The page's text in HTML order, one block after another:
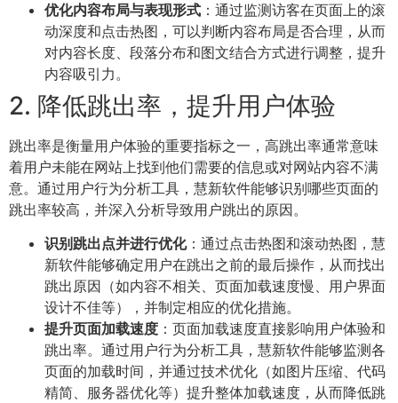
优化内容布局与表现形式 ：通过监测访客在页面上的滚
动深度和点击热图，可以判断内容布局是否合理，从而
对内容长度、段落分布和图文结合方式进行调整，提升
内容吸引力。
2. 降低跳出率，提升用户体验
跳出率是衡量用户体验的重要指标之一，高跳出率通常意味
着用户未能在网站上找到他们需要的信息或对网站内容不满
意。通过用户行为分析工具，慧新软件能够识别哪些页面的
跳出率较高，并深入分析导致用户跳出的原因。
识别跳出点并进行优化：通过点击热图和滚动热图，慧
新软件能够确定用户在跳出之前的最后操作，从而找出
跳出原因（如内容不相关、页面加载速度慢、用户界面
设计不佳等），并制定相应的优化措施。
提升页面加载速度 ：页面加载速度直接影响用户体验和
跳出率。通过用户行为分析工具，慧新软件能够监测各
页面的加载时间，并通过技术优化（如图片压缩、代码
精简、服务器优化等）提升整体加载速度，从而降低跳